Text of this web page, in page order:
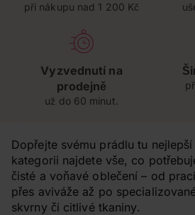
při nákupu nad 1 200 Kč
Vyzvednutí na
prodejně
už do 60 minut.
Dopřejte svému prádlu tu
kategorii najdete vše, co
čisté a voňavé oblečení – od
přes aviváže až po
skvrny či citlivé tkaniny.